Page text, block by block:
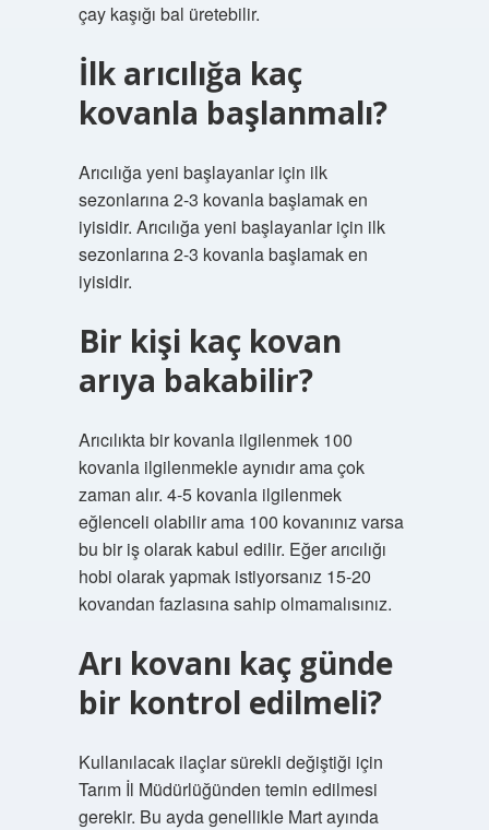
çay kaşığı bal üretebilir.
İlk arıcılığa kaç
kovanla başlanmalı?
Arıcılığa yeni başlayanlar için ilk
sezonlarına 2-3 kovanla başlamak en
iyisidir. Arıcılığa yeni başlayanlar için ilk
sezonlarına 2-3 kovanla başlamak en
iyisidir.
Bir kişi kaç kovan
arıya bakabilir?
Arıcılıkta bir kovanla ilgilenmek 100
kovanla ilgilenmekle aynıdır ama çok
zaman alır. 4-5 kovanla ilgilenmek
eğlenceli olabilir ama 100 kovanınız varsa
bu bir iş olarak kabul edilir. Eğer arıcılığı
hobi olarak yapmak istiyorsanız 15-20
kovandan fazlasına sahip olmamalısınız.
Arı kovanı kaç günde
bir kontrol edilmeli?
Kullanılacak ilaçlar sürekli değiştiği için
Tarım İl Müdürlüğünden temin edilmesi
gerekir. Bu ayda genellikle Mart ayında